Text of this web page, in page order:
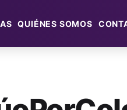
QUIÉNES SOMOS